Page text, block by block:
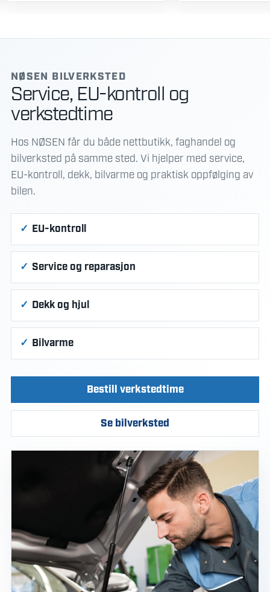
NØSEN BILVERKSTED
Service, EU-kontroll og
verkstedtime
Hos NØSEN får du både nettbutikk, faghandel og
bilverksted på samme sted. Vi hjelper med service,
EU-kontroll, dekk, bilvarme og praktisk oppfølging av
bilen.
EU-kontroll
Service og reparasjon
Dekk og hjul
Bilvarme
Bestill verkstedtime
Se bilverksted